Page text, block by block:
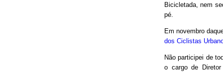
Bicicletada, nem
pé.
Em novembro
dos Ciclistas
Não participei de
o cargo de